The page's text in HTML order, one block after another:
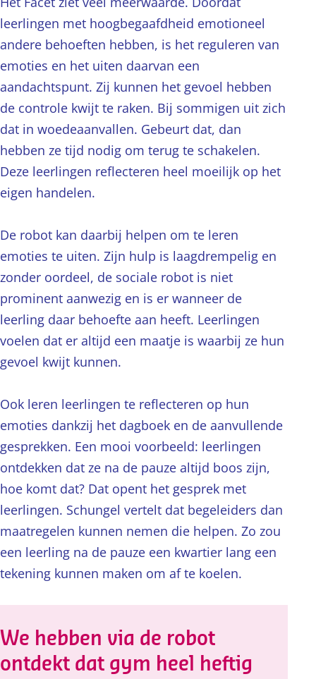
leerlingen met hoogbegaafdheid emotioneel
andere behoeften hebben, is het reguleren van
emoties en het uiten daarvan een
aandachtspunt. Zij kunnen het gevoel hebben
de controle kwijt te raken. Bij sommigen uit zich
dat in woedeaanvallen. Gebeurt dat, dan
hebben ze tijd nodig om terug te schakelen.
Deze leerlingen reflecteren heel moeilijk op het
eigen handelen.
De robot kan daarbij helpen om te leren
emoties te uiten. Zijn hulp is laagdrempelig en
zonder oordeel, de sociale robot is niet
prominent aanwezig en is er wanneer de
leerling daar behoefte aan heeft. Leerlingen
voelen dat er altijd een maatje is waarbij ze hun
gevoel kwijt kunnen.
Ook leren leerlingen te reflecteren op hun
emoties dankzij het dagboek en de aanvullende
gesprekken. Een mooi voorbeeld: leerlingen
ontdekken dat ze na de pauze altijd boos zijn,
hoe komt dat? Dat opent het gesprek met
leerlingen. Schungel vertelt dat begeleiders dan
maatregelen kunnen nemen die helpen. Zo zou
een leerling na de pauze een kwartier lang een
tekening kunnen maken om af te koelen.
We hebben via de robot
ontdekt dat gym heel heftig